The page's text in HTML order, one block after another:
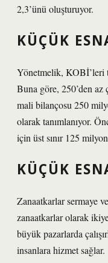
2,3’ünü oluşturuyor.
KÜÇÜK
Yönetmelik, KOBİ’leri
Buna göre, 250’den az
mali bilançosu 250
olarak tanımlanıyor.
için üst sınır 125
KÜÇÜK
Zanaatkarlar sermaye
zanaatkarlar olarak
büyük pazarlarda
insanlara hizmet sağlar.